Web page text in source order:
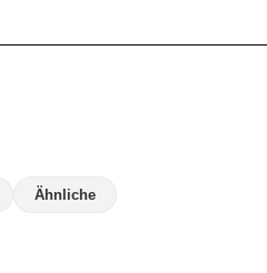
Ähnliche